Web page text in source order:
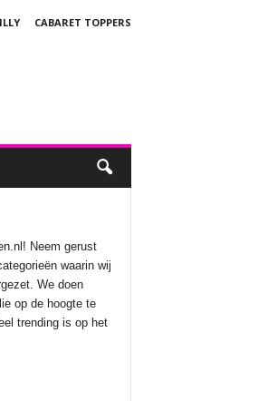
CABARET TOPPERS
Neem gerust
waarin wij
We doen
op de hoogte te
trending is op het